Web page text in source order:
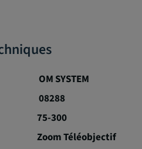
OM SYSTEM
08288
75-300
Zoom Téléobjectif